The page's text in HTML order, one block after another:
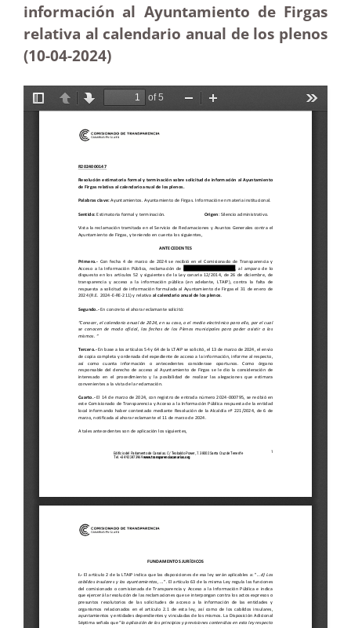
información al Ayuntamiento de Firgas
relativa al calendario anual de los plenos
(10-04-2024)